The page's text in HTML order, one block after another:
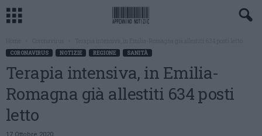
CORONAVIRUS NOTIZIE REGIONE SANITÀ
Terapia intensiva, in Emilia-
Romagna già allestiti 634 posti
letto